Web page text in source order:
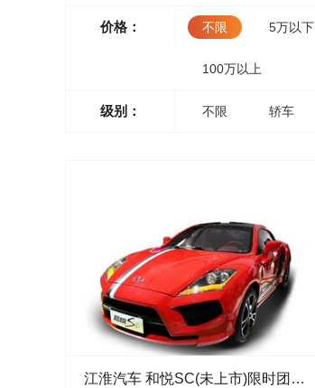
价格： 不限 5万以下
100万以上
级别： 不限 轿车
江淮汽车 和悦SC(未上市)限时团购惠活动